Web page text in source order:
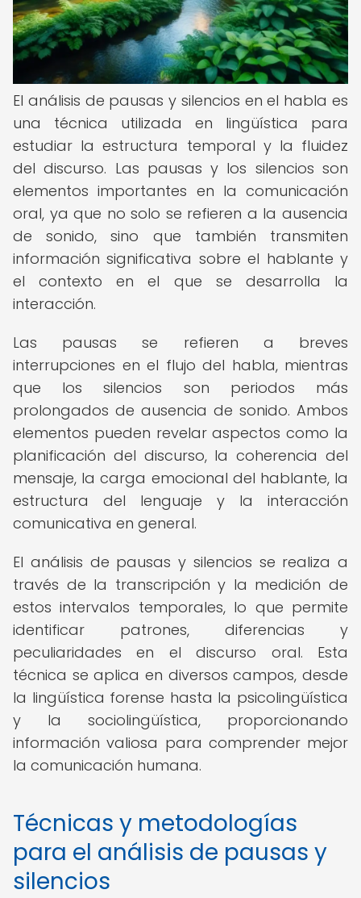
El análisis de pausas y silencios en el habla es
una técnica utilizada en lingüística para
estudiar la estructura temporal y la fluidez
del discurso. Las pausas y los silencios son
elementos importantes en la comunicación
oral, ya que no solo se refieren a la ausencia
de sonido, sino que también transmiten
información significativa sobre el hablante y
el contexto en el que se desarrolla la
interacción.
Las pausas se refieren a breves
interrupciones en el flujo del habla, mientras
que los silencios son periodos más
prolongados de ausencia de sonido. Ambos
elementos pueden revelar aspectos como la
planificación del discurso, la coherencia del
mensaje, la carga emocional del hablante, la
estructura del lenguaje y la interacción
comunicativa en general.
El análisis de pausas y silencios se realiza a
través de la transcripción y la medición de
estos intervalos temporales, lo que permite
identificar patrones, diferencias y
peculiaridades en el discurso oral. Esta
técnica se aplica en diversos campos, desde
la lingüística forense hasta la psicolingüística
y la sociolingüística, proporcionando
información valiosa para comprender mejor
la comunicación humana.
Técnicas y metodologías
para el análisis de pausas y
silencios